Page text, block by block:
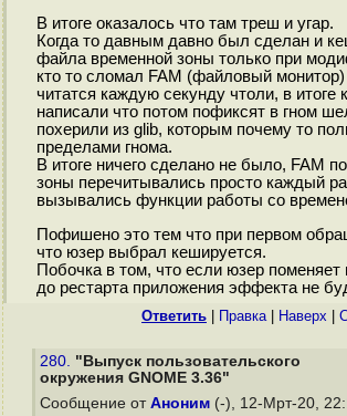
В итоге оказалось что там треш и угар.
Когда то давным давно был сделан и
файла временной зоны только при
кто то сломал FAM (файловый
читатся каждую секунду чтоли, в итоге
написали что потом пофиксят в гном
похерили из glib, которым почему то
пределами гнома.
В итоге ничего сделано не было, FAM
зоны перечитывались просто каждый
вызывались функции работы со
Пофишено это тем что при первом
что юзер выбрал кешируется.
Побочка в том, что если юзер поменяет
до рестарта приложения эффекта не
Ответить Правка| Наверх
280. "Выпуск пользовательского
окружения GNOME 3.36"
Сообщение от Аноним (-), 12-Мрт-20,